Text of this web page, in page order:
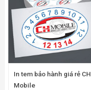
In tem bảo hành giá rẻ CH
Mobile